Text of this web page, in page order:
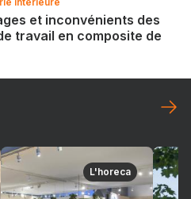
et inconvénients des
travail en composite de
L'horeca